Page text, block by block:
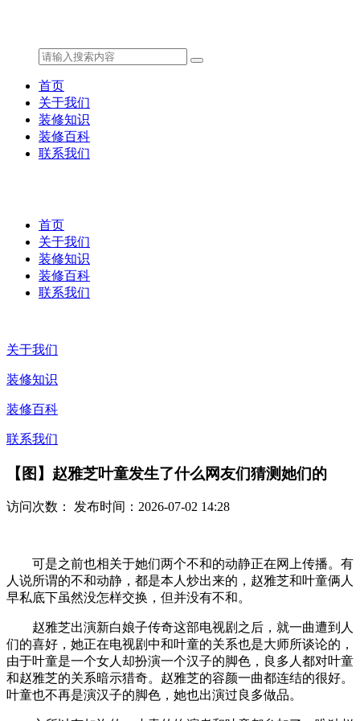
首页
关于我们
装修知识
装修百科
联系我们
首页
关于我们
装修知识
装修百科
联系我们
关于我们
装修知识
装修百科
联系我们
【图】赵雅芝叶童发生了什么网友们猜测她们的
访问次数： 发布时间：2026-07-02 14:28
可是之前也相关于她们两个不和的动静正在网上传播。有
人说所谓的不和动静，都是本人炒出来的，赵雅芝和叶童俩人
早私底下虽然没怎样交换，但并没有不和。
赵雅芝出演新白娘子传奇这部电视剧之后，就一曲遭到人
们的喜好，她正在电视剧中和叶童的关系也是大师所谈论的，
由于叶童是一个女人却扮演一个汉子的脚色，良多人都对叶童
和赵雅芝的关系暗示猎奇。赵雅芝的容颜一曲都连结的很好。
叶童也不再是演汉子的脚色，她也出演过良多做品。